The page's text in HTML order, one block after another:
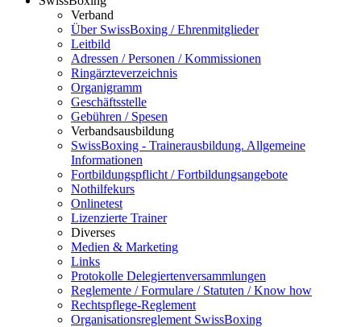
Verband
Über SwissBoxing / Ehrenmitglieder
Leitbild
Adressen / Personen / Kommissionen
Ringärzteverzeichnis
Organigramm
Geschäftsstelle
Gebühren / Spesen
Verbandsausbildung
SwissBoxing - Trainerausbildung. Allgemeine
Informationen
Fortbildungspflicht / Fortbildungsangebote
Nothilfekurs
Onlinetest
Lizenzierte Trainer
Diverses
Medien & Marketing
Links
Protokolle Delegiertenversammlungen
Reglemente / Formulare / Statuten / Know how
Rechtspflege-Reglement
Organisationsreglement SwissBoxing